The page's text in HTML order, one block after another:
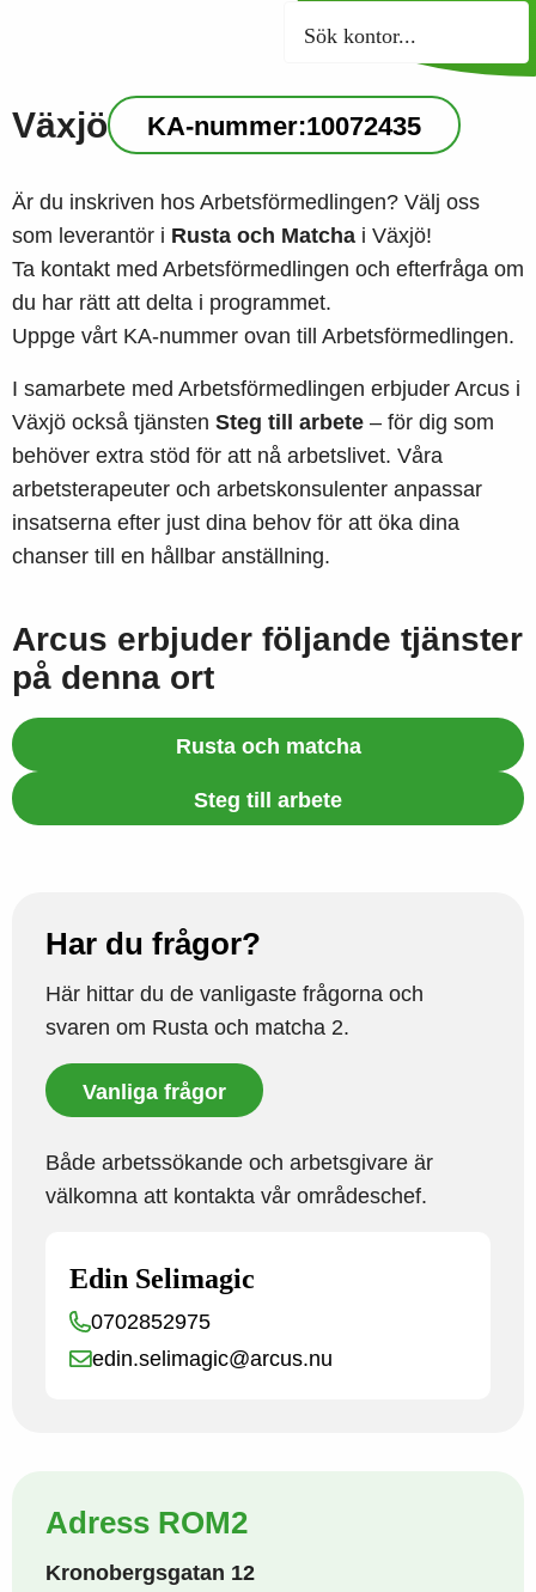
Sök kontor
Växjö KA-nummer:10072435
Är du inskriven hos Arbetsförmedlingen? Välj oss
som leverantör i Rusta och Matcha i Växjö!
Ta kontakt med Arbetsförmedlingen och efterfråga om
du har rätt att delta i programmet.
Uppge vårt KA-nummer ovan till Arbetsförmedlingen.
I samarbete med Arbetsförmedlingen erbjuder Arcus i
Växjö också tjänsten Steg till arbete – för dig som
behöver extra stöd för att nå arbetslivet. Våra
arbetsterapeuter och arbetskonsulenter anpassar
insatserna efter just dina behov för att öka dina
chanser till en hållbar anställning.
Arcus erbjuder följande tjänster
på denna ort
Rusta och matcha
Steg till arbete
Har du frågor?
Här hittar du de vanligaste frågorna och
svaren om Rusta och matcha 2.
Vanliga frågor
Både arbetssökande och arbetsgivare är
välkomna att kontakta vår områdeschef.
Edin Selimagic
0702852975
edin.selimagic@arcus.nu
Adress ROM2
Kronobergsgatan 12